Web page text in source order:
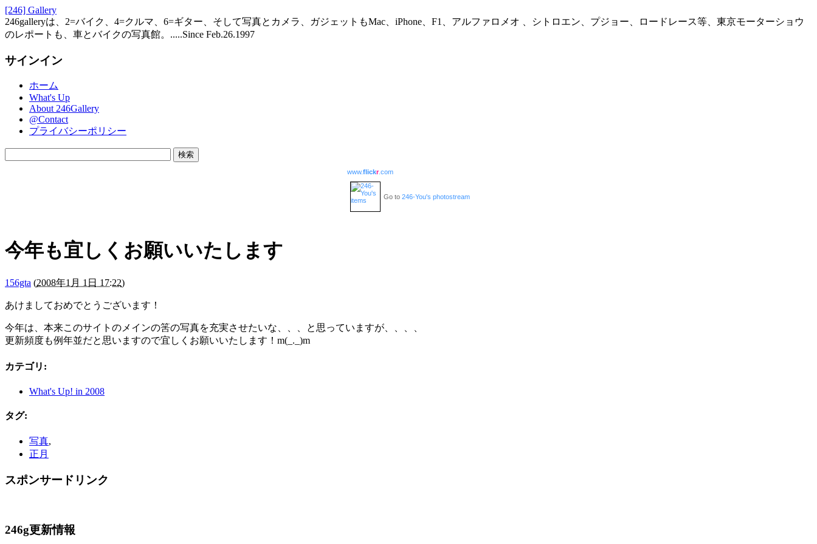
[246] Gallery
246galleryは、2=バイク、4=クルマ、6=ギター、そして写真とカメラ、ガジェットもMac、iPhone、F1、アルファロメオ 、シトロエン、プジョー、ロードレース等、東京モーターショウ
のレポートも、車とバイクの写真館。.....Since Feb.26.1997
サインイン
ホーム
What's Up
About 246Gallery
@Contact
プライバシーポリシー
www.flickr.com
Go to 246-You's photostream
今年も宜しくお願いいたします
156gta (2008年1月 1日 17:22)
あけましておめでとうございます！
今年は、本来このサイトのメインの筈の写真を充実させたいな、、、と思っていますが、、、、
更新頻度も例年並だと思いますので宜しくお願いいたします！m(_._)m
カテゴリ :
What's Up! in 2008
タグ:
写真,
正月
スポンサードリンク
246g更新情報